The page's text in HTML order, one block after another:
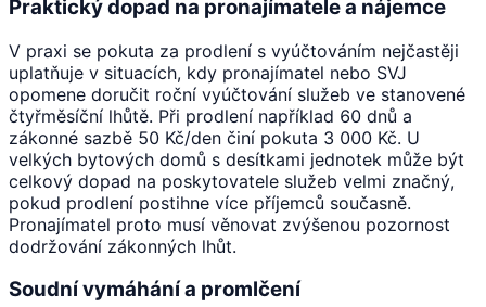
Praktický dopad na pronajímatele a nájemce
V praxi se pokuta za prodlení s vyúčtováním nejčastěji
uplatňuje v situacích, kdy pronajímatel nebo SVJ
opomene doručit roční vyúčtování služeb ve stanovené
čtyřměsíční lhůtě. Při prodlení například 60 dnů a
zákonné sazbě 50 Kč/den činí pokuta 3 000 Kč. U
velkých bytových domů s desítkami jednotek může být
celkový dopad na poskytovatele služeb velmi značný,
pokud prodlení postihne více příjemců současně.
Pronajímatel proto musí věnovat zvýšenou pozornost
dodržování zákonných lhůt.
Soudní vymáhání a promlčení